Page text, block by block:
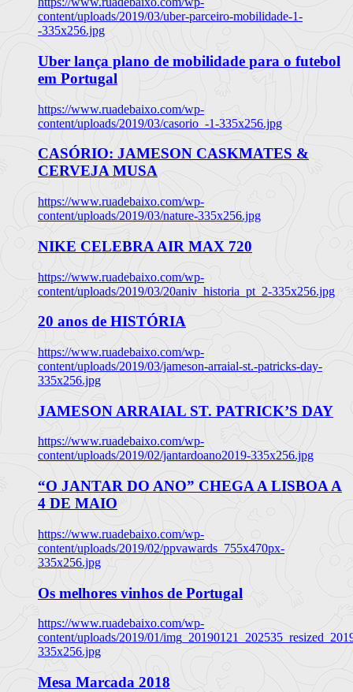
content/uploads/2019/03/uber-parceiro-mobilidade-1-
-335x256.jpg
Uber lança plano de mobilidade para o futebol
em Portugal
https://www.ruadebaixo.com/wp-
content/uploads/2019/03/casorio_-1-335x256.jpg
CASÓRIO: JAMESON CASKMATES &
CERVEJA MUSA
https://www.ruadebaixo.com/wp-
content/uploads/2019/03/nature-335x256.jpg
NIKE CELEBRA AIR MAX 720
https://www.ruadebaixo.com/wp-
content/uploads/2019/03/20aniv_historia_pt_2-335x256.jpg
20 anos de HISTÓRIA
https://www.ruadebaixo.com/wp-
content/uploads/2019/03/jameson-arraial-st.-patricks-day-
335x256.jpg
JAMESON ARRAIAL ST. PATRICK’S DAY
https://www.ruadebaixo.com/wp-
content/uploads/2019/02/jantardoano2019-335x256.jpg
“O JANTAR DO ANO” CHEGA A LISBOA A
4 DE MAIO
https://www.ruadebaixo.com/wp-
content/uploads/2019/02/ppvawards_755x470px-
335x256.jpg
Os melhores vinhos de Portugal
https://www.ruadebaixo.com/wp-
content/uploads/2019/01/
335x256.jpg
Mesa Marcada 2018